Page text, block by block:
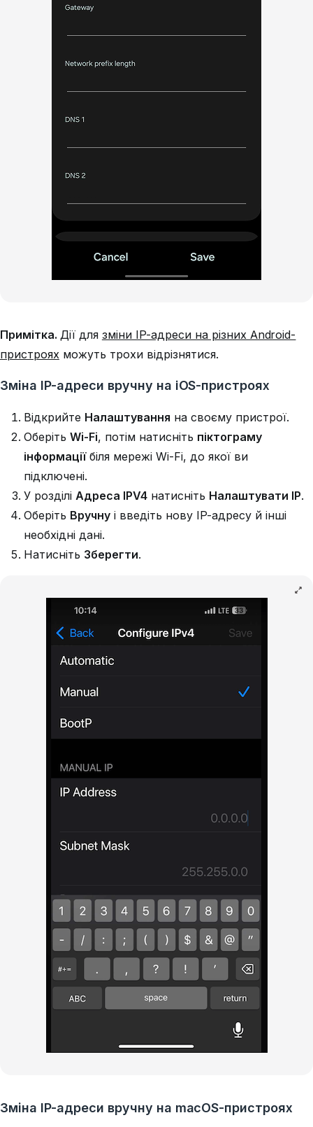
Примітка. Дії для зміни IP-адреси на різних Android-
пристроях можуть трохи відрізнятися.
Зміна IP-адреси вручну на iOS-пристроях
Відкрийте Налаштування на своєму пристрої.
Оберіть Wi-Fi, потім натисніть піктограму
інформаціїбіля мережі Wi-Fi, до якої ви
підключені.
У розділі Адреса IPV4натисніть Налаштувати IP.
Оберіть Вручнуі введіть нову IP-адресу й інші
необхідні дані.
Натисніть Зберегти.
Зміна IP-адреси вручну на macOS-пристроях